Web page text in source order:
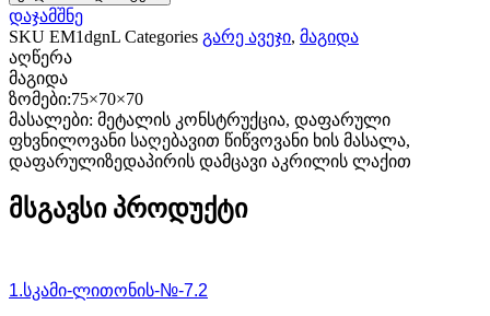
დაჯამშნე
SKU EM1dgnL Categories გარე ავეჯი, მაგიდა
აღწერა
მაგიდა
ზომები:75×70×70
მასალები: მეტალის კონსტრუქცია, დაფარული
ფხვნილოვანი საღებავით წიწვოვანი ხის მასალა,
დაფარულიზედაპირის დამცავი აკრილის ლაქით
მსგავსი პროდუქტი
1.სკამი-ლითონის-№-7.2